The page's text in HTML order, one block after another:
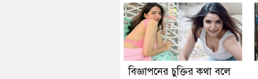
বিজ্ঞাপনের চুক্তির কথা বলে